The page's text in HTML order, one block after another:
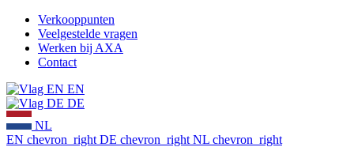
Verkooppunten
Veelgestelde vragen
Werken bij AXA
Contact
EN
DE
NL
EN chevron_right DE chevron_right NL chevron_right